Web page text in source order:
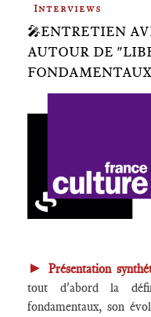
Interviews
🎤ENTRETIEN
AUTOUR DE
► Présentation
tout d'abord la
fondamentaux, son